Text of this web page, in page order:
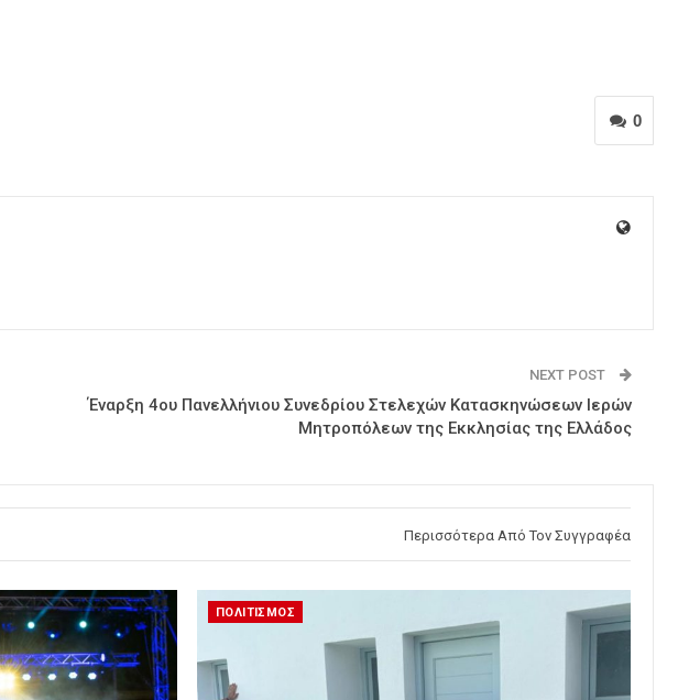
0
NEXT POST
Έναρξη 4ου Πανελλήνιου Συνεδρίου Στελεχών Κατασκηνώσεων Ιερών
Μητροπόλεων της Εκκλησίας της Ελλάδος
Περισσότερα Από Τον Συγγραφέα
ΠΟΛΙΤΙΣΜΟΣ